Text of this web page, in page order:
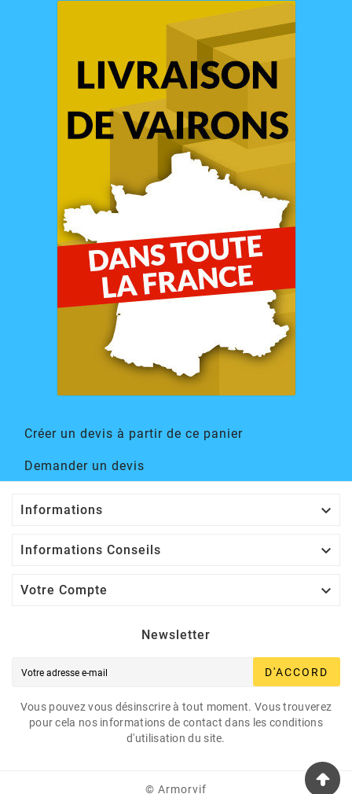
Créer un devis à partir de ce panier
Demander un devis
Informations 
Informations Conseils 
Votre Compte 
Newsletter
D'ACCORD
Vous pouvez vous désinscrire à tout moment. Vous trouverez
pour cela nos informations de contact dans les conditions
d'utilisation du site.
© Armorvif